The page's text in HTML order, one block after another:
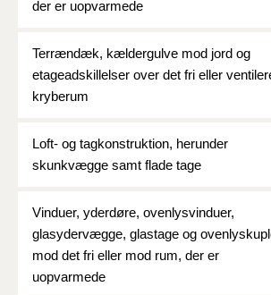
der er uopvarmede
Terrændæk, kældergulve mod jord og
etageadskillelser over det fri eller
kryberum
Loft- og tagkonstruktion, herunder
skunkvægge samt flade tage
Vinduer, yderdøre, ovenlysvinduer,
glasydervægge, glastage og
mod det fri eller mod rum, der er
uopvarmede